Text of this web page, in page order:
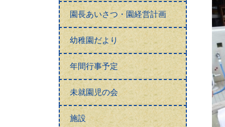
園長あいさつ・園経営計画
幼稚園だより
年間行事予定
未就園児の会
施設